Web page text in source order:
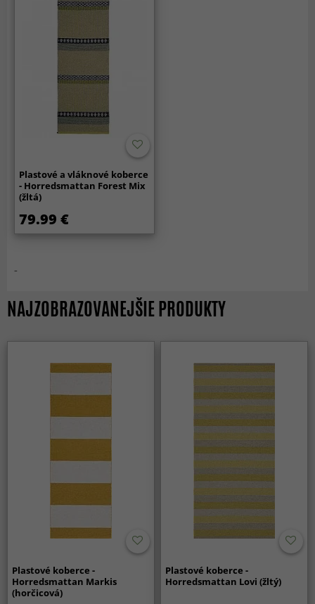
Plastové a vláknové koberce
- Horredsmattan Forest Mix
(žltá)
79.99 €
-
NAJZOBRAZOVANEJŠIE PRODUKTY
Plastové koberce -
Horredsmattan Markis
(horčicová)
Plastové koberce -
Horredsmattan Lovi (žltý)